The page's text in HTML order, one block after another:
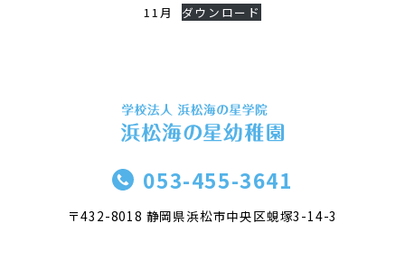
11月 ダウンロード
053-455-3641
〒432-8018 静岡県浜松市中央区蜆塚3-14-3